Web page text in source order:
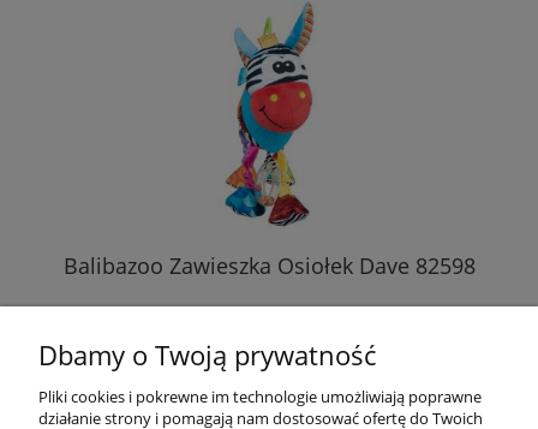
Balibazoo Zawieszka Osiołek Dave 82598
45,89 zł
Dbamy o Twoją prywatność
Pliki cookies i pokrewne im technologie umożliwiają poprawne
działanie strony i pomagają nam dostosować ofertę do Twoich